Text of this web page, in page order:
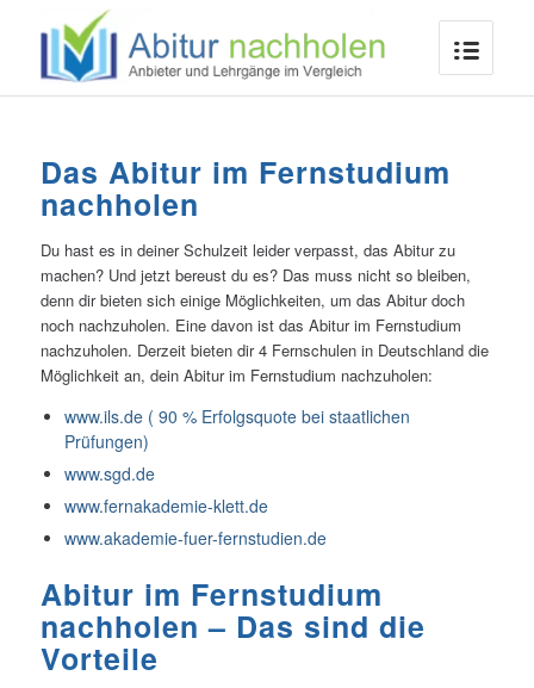
Das Abitur im Fernstudium
nachholen
Du hast es in deiner Schulzeit leider verpasst, das Abitur zu
machen? Und jetzt bereust du es? Das muss nicht so bleiben,
denn dir bieten sich einige Möglichkeiten, um das Abitur doch
noch nachzuholen. Eine davon ist das Abitur im Fernstudium
nachzuholen. Derzeit bieten dir 4 Fernschulen in Deutschland die
Möglichkeit an, dein Abitur im Fernstudium nachzuholen:
www.ils.de ( 90 % Erfolgsquote bei staatlichen
Prüfungen)
www.sgd.de
www.fernakademie-klett.de
www.akademie-fuer-fernstudien.de
Abitur im Fernstudium
nachholen – Das sind die
Vorteile